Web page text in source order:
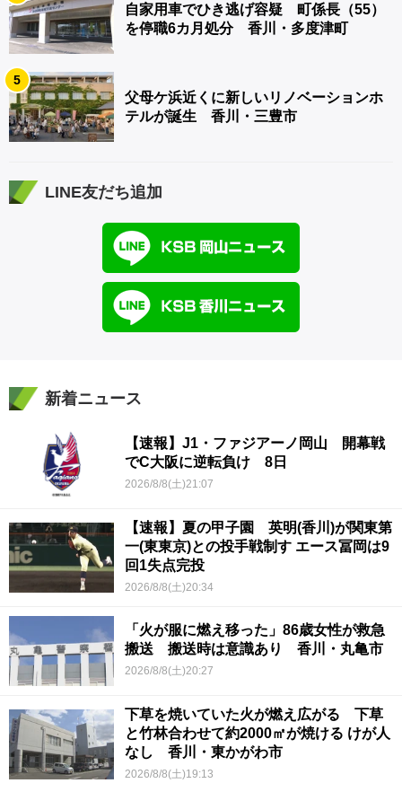
自家用車でひき逃げ容疑 町係長（55）
を停職6カ月処分 香川・多度津町
5
父母ケ浜近くに新しいリノベーションホ
テルが誕生 香川・三豊市
LINE友だち追加
新着ニュース
【速報】J1・ファジアーノ岡山 開幕戦
でC大阪に逆転負け 8日
2026/8/8(土)21:07
【速報】夏の甲子園 英明(香川)が関東第
一(東東京)との投手戦制す エース冨岡は9
回1失点完投
2026/8/8(土)20:34
「火が服に燃え移った」86歳女性が救急
搬送 搬送時は意識あり 香川・丸亀市
2026/8/8(土)20:27
下草を焼いていた火が燃え広がる 下草
と竹林合わせて約2000㎡が焼ける けが人
なし 香川・東かがわ市
2026/8/8(土)19:13